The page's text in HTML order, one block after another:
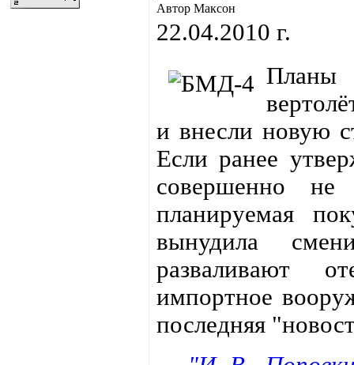
Автор Максон
22.04.2010 г.
Планы
и внесли новую
Если ранее
совершенно
планируемая
вынудила
разваливают
импортное
последняя